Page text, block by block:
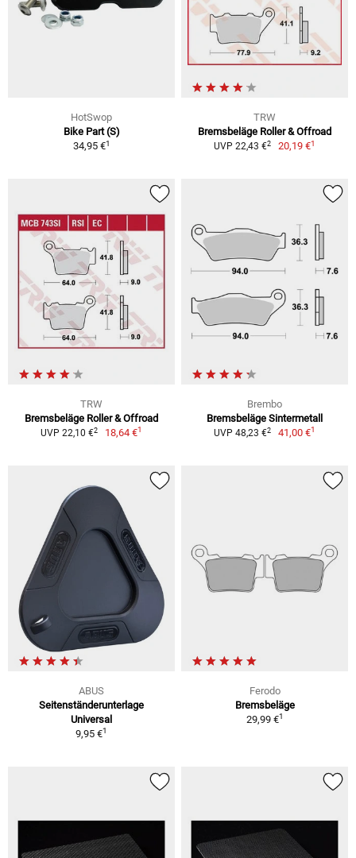
HotSwop
Bike Part (S)
34,95 €1
TRW
Bremsbeläge Roller & Offroad
UVP 22,43 €2 20,19 €1
TRW
Bremsbeläge Roller & Offroad
UVP 22,10 €2 18,64 €1
Brembo
Bremsbeläge Sintermetall
UVP 48,23 €2 41,00 €1
ABUS
Seitenständerunterlage
Universal
9,95 €1
Ferodo
Bremsbeläge
29,99 €1